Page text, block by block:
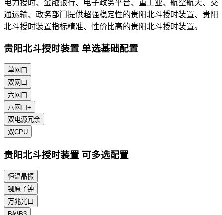
电力授时、金融银行、电子政务平台、重工业、航空航天、交
通运输、政务部门提供超强稳定性的贵阳北斗授时装置、贵阳
北斗授时装置指标精准、性价比高的贵阳北斗授时装置。
贵阳北斗授时装置 单选基础配置
单网口
双网口
六网口
八网口+
双电源冗余
双CPU
贵阳北斗授时装置 可多选配置
恒温晶振
铷原子钟
万兆光口
B码B3